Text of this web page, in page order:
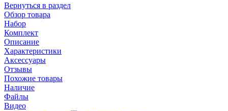
Вернуться в раздел
Обзор товара
Набор
Комплект
Описание
Характеристики
Аксессуары
Отзывы
Похожие товары
Наличие
Файлы
Видео